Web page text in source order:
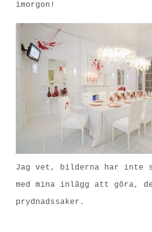
imorgon!
Jag vet, bilderna har inte
med mina inlägg att göra,
prydnadssaker.